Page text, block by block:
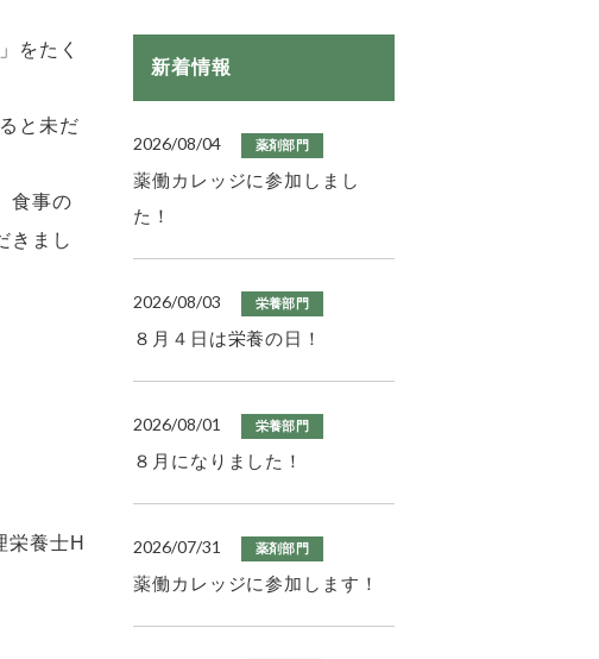
をたく
と未だ
食事の
きまし
栄養士H
新着情報
2026/08/04 薬剤部門
薬働カレッジに参加しまし
た！
2026/08/03 栄養部門
８月４日は栄養の日！
2026/08/01 栄養部門
８月になりました！
2026/07/31 薬剤部門
薬働カレッジに参加します！